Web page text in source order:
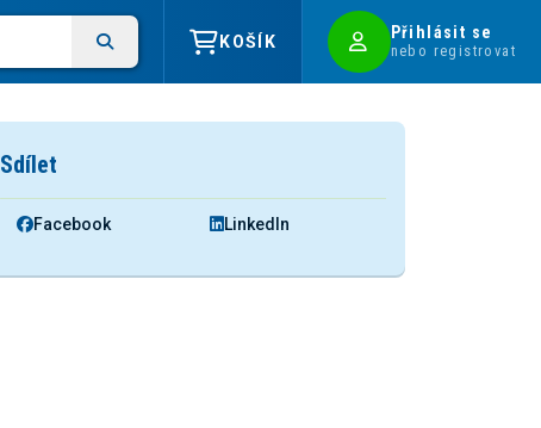
KOŠÍK Přihlásit se
nebo registrovat
Sdílet
Facebook LinkedIn